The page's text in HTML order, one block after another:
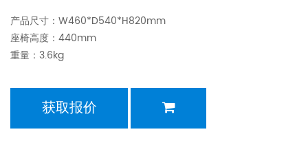
产品尺寸：W460*D540*H820mm
座椅高度：440mm
重量：3.6kg
获取报价